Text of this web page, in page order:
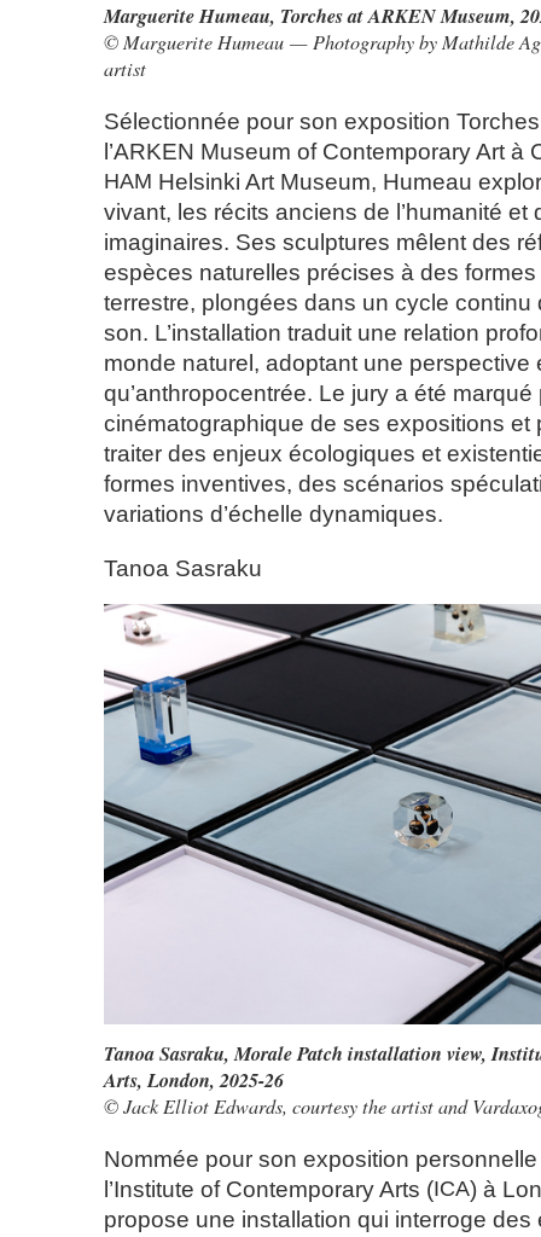
Marguerite Humeau, Torches at ARKEN Museum,
© Marguerite Humeau — Photography by Mathilde
artist
Sélectionnée pour son exposition
l’ARKEN Museum of Contemporary Art à
HAM Helsinki Art Museum, Humeau
vivant, les récits anciens de l’humanité et
imaginaires. Ses sculptures mêlent des
espèces naturelles précises à des formes
terrestre, plongées dans un cycle continu
son. L’installation traduit une relation
monde naturel, adoptant une perspective
qu’anthropocentrée. Le jury a été
cinématographique de ses expositions et
traiter des enjeux écologiques et
formes inventives, des scénarios
variations d’échelle dynamiques.
Tanoa Sasraku
Tanoa Sasraku, Morale Patch installation view,
Arts, London, 2025-26
© Jack Elliot Edwards, courtesy the artist and
Nommée pour son exposition
l’Institute of Contemporary Arts (ICA) à
propose une installation qui interroge des